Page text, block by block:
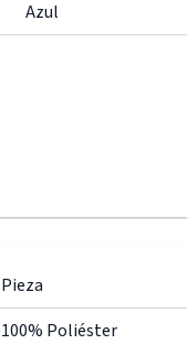
Azul
Pieza
100% Poliéster